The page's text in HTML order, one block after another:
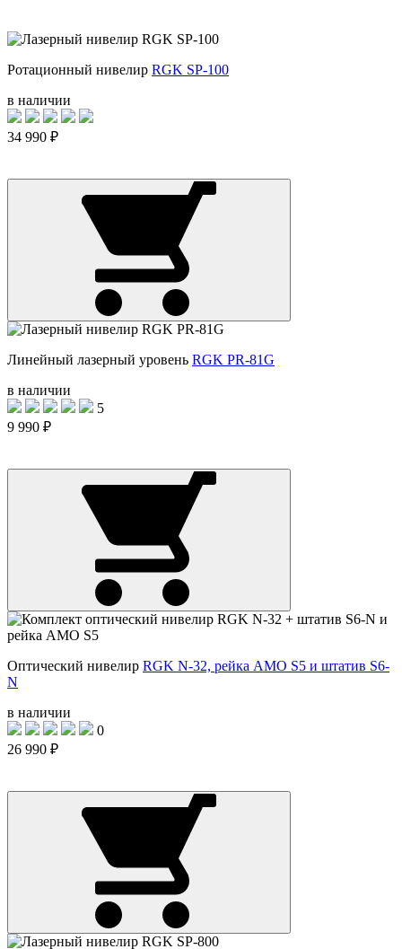
Ротационный нивелир RGK SP-100
в наличии
34 990 ₽
Линейный лазерный уровень RGK PR-81G
в наличии
5
9 990 ₽
Оптический нивелир RGK N-32, рейка AMO S5 и штатив S6-
N
в наличии
0
26 990 ₽